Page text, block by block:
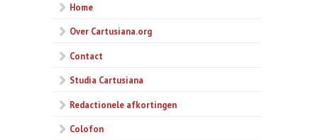
Home
Over Cartusiana.org
Contact
Studia Cartusiana
Redactionele afkortingen
Colofon